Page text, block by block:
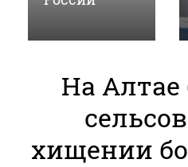
На
хищении